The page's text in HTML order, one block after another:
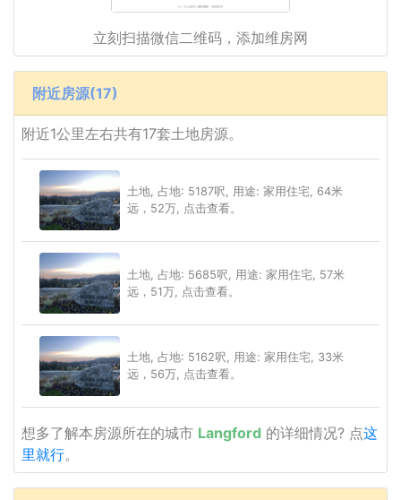
立刻扫描微信二维码，添加维房网
附近房源(17)
附近1公里左右共有17套土地房源。
土地, 占地: 5187呎, 用途: 家用住宅, 64米
远，52万, 点击查看。
土地, 占地: 5685呎, 用途: 家用住宅, 57米
远，51万, 点击查看。
土地, 占地: 5162呎, 用途: 家用住宅, 33米
远，56万, 点击查看。
想多了解本房源所在的城市 Langford 的详细情况? 点这
里就行。